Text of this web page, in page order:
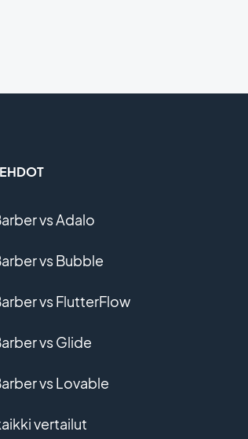
vs Adalo
vs Bubble
vs FlutterFlow
vs Glide
vs Lovable
vertailut